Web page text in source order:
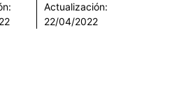
Actualización:
22/04/2022